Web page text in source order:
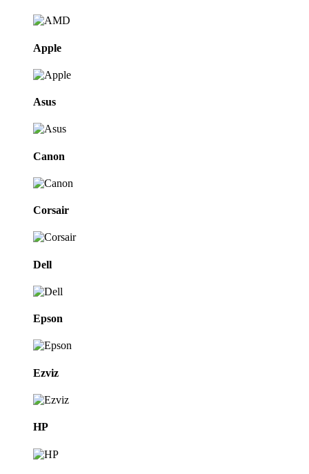
Apple
Asus
Canon
Corsair
Dell
Epson
Ezviz
HP